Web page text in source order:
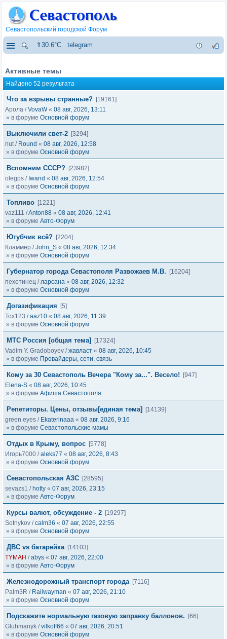
Севастопольский городской Форум
⇑30.6°C telegram
Активные темы
Найдено 52 результата
Что за взрывы странные? [19161]
Арола /VovaW« 08 авг, 2026, 13:11
» в форуме Основной форум
Выключили свет-2 [3294]
nut/ Round « 08 авг, 2026, 12:58
» в форуме Основной форум
Вспомним СССР? [23982]
olegps / Iwand « 08 авг, 2026, 12:54
» в форуме Основной форум
Топливо [1221]
vaz111 /Anton88 « 08 авг, 2026, 12:41
» в форуме Авто-Форум
Ютубчик всё? [2204]
Кламмер /John_S « 08 авг, 2026, 12:34
» в форуме Основной форум
Губернатор города Севастополя Развожаев М.В.
[16204]
пехотинец /ларсана « 08 авг, 2026, 12:32
» в форуме Основной форум
Догазификация
[5]
Tox123 /aaz10 « 08 авг, 2026, 11:39
» в форуме Основной форум
МТС Россия [общая тема]
[17324]
Vadim Y. Gradoboyev /жавласт « 08 авг, 2026, 10:45
» в форуме Провайдеры, сети, связь
Кому за 30 Севастополь Вечера "Кому за...". Весело!
[947]
Elena-S « 08 авг, 2026, 10:45
» в форуме Афиша Севастополя
Репетиторы. Цены, отзывы[единая тема]
[14139]
green eyes / Ekaterinaaa « 08 авг, 2026, 9:16
» в форуме Севастопольские мамы
Отдых в Крыму, вопрос [5778]
Игорь7000 /aleks77 « 08 авг, 2026, 8:43
» в форуме Основной форум
Севастопольская АЗС [28595]
sevazs1 / hotty « 07 авг, 2026, 23:15
» в форуме Авто-Форум
Курсы валют, обсуждение - 2 [19297]
Sotnykov /calm36 « 07 авг, 2026, 22:55
» в форуме Основной форум
ДВС vs батарейка [14103]
TYMAH /abys « 07 авг, 2026, 22:00
» в форуме Авто-Форум
Железнодорожный транспорт города [7116]
Palm3R / Railwayman « 07 авг, 2026, 21:10
» в форуме Основной форум
Подскажите нормальную газовую заправку баллонов.
[66]
Gluhmanyk /vilkoff66 « 07 авг, 2026, 20:51
» в форуме Основной форум